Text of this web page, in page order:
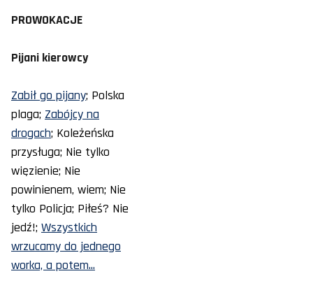
PROWOKACJE
Pijani kierowcy
Zabił go pijany; Polska
plaga; Zabójcy na
drogach; Koleżeńska
przysługa; Nie tylko
więzienie; Nie
powinienem, wiem; Nie
tylko Policja; Piłeś? Nie
jedź!; Wszystkich
wrzucamy do jednego
worka, a potem...